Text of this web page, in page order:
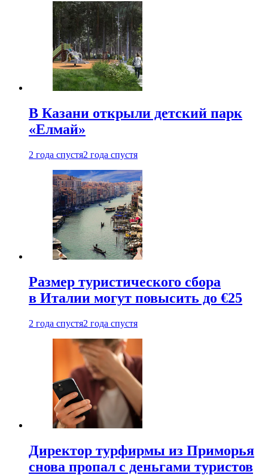
В Казани открыли детский парк
«Елмай»
2 года спустя2 года спустя
Размер туристического сбора
в Италии могут повысить до €25
2 года спустя2 года спустя
Директор турфирмы из Приморья
снова пропал с деньгами туристов